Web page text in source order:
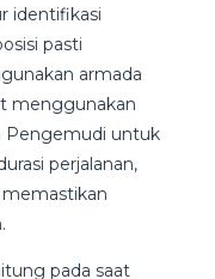
identifikasi
pasti
armada
menggunakan
Pengemudi untuk
perjalanan,
pada saat